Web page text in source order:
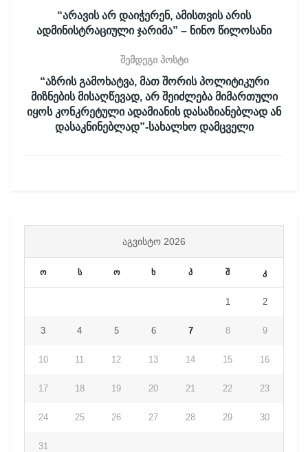
“არავის არ დაიჭერენ, ამისთვის არის
ადმინისტრაციული ჯარიმა” – ნინო წილოსანი
შემდეგი პოსტი
“აზრის გამოხატვა, მათ შორის პოლიტიკური
მიზნების მისაღწევად, არ შეიძლება მიმართული
იყოს კონკრეტული ადამიანის დასაზიანებლად ან
დასაკნინებლად”-სახალხო დამცველი
ᲐᲒᲕᲘᲡᲢᲝ 2026
ო ს ო ხ პ შ კ
1 2
3 4 5 6 7 8 9
10 11 12 13 14 15 16
17 18 19 20 21 22 23
24 25 26 27 28 29 30
31